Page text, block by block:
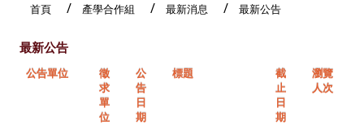
首頁 產學合作組 最新消息 最新公告
最新公告
公告單位
徵
求
單
位
公
告
日
期
標題
截
止
日
期
瀏覽
人次